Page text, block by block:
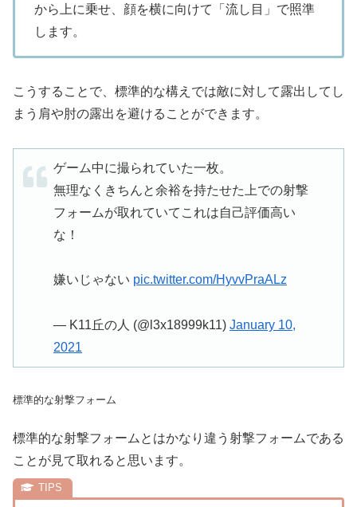
から上に乗せ、顔を横に向けて「流し目」 で照準
します。
こうすることで、標準的な構えでは敵に対して露出してし
まう 肩や肘の露出を避ける ことができます。
ゲーム中に撮られていた一枚。
無理なくきちんと余裕を持たせた上での射撃
フォームが取れていてこれは自己評価高い
な！
嫌いじゃない pic.twitter.com/HyvvPraALz
— K11丘の人 (@l3x18999k11) January 10,
2021
標準的な射撃フォーム
標準的な射撃フォームとはかなり違う射撃フォームである
ことが見て取れると思います。